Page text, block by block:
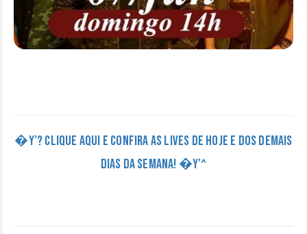
�Y’? CLIQUE AQUI E CONFIRA AS LIVES DE HOJE E DOS DEMAIS
DIAS DA SEMANA! �Y’^